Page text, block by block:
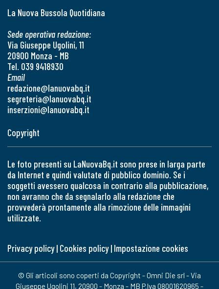
La Nuova Bussola Quotidiana
Sede operativa redazione:
Via Giuseppe Ugolini, 11
20900 Monza - MB
Tel. 039 9418930
Email
redazione@lanuovabq.it
segreteria@lanuovabq.it
inserzioni@lanuovabq.it
Copyright
Le foto presenti su LaNuovaBq.it sono prese in larga parte
da Internet e quindi valutate di pubblico dominio. Se i
soggetti avessero qualcosa in contrario alla pubblicazione,
non avranno che da segnalarlo alla redazione che
provvederà prontamente alla rimozione delle immagini
utilizzate.
Privacy policy| Cookies policy| Impostazione cookies
© Gli articoli sono coperti da Copyright - Omni Die srl - Via
Giuseppe Ugolini 11, 20900 - Monza - MB P.Iva 08001620965 -